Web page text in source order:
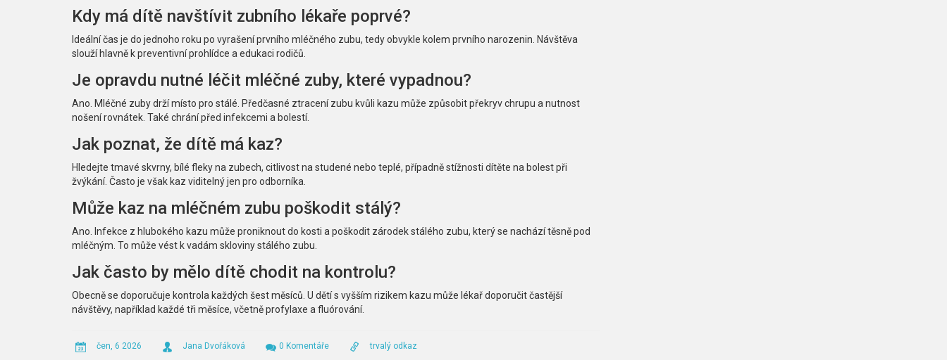
Kdy má dítě navštívit zubního lékaře poprvé?
Ideální čas je do jednoho roku po vyrašení prvního mléčného zubu, tedy obvykle kolem prvního narozenin. Návštěva
slouží hlavně k preventivní prohlídce a edukaci rodičů.
Je opravdu nutné léčit mléčné zuby, které vypadnou?
Ano. Mléčné zuby drží místo pro stálé. Předčasné ztracení zubu kvůli kazu může způsobit překryv chrupu a nutnost
nošení rovnátek. Také chrání před infekcemi a bolestí.
Jak poznat, že dítě má kaz?
Hledejte tmavé skvrny, bílé fleky na zubech, citlivost na studené nebo teplé, případně stížnosti dítěte na bolest při
žvýkání. Často je však kaz viditelný jen pro odborníka.
Může kaz na mléčném zubu poškodit stálý?
Ano. Infekce z hlubokého kazu může proniknout do kosti a poškodit zárodek stálého zubu, který se nachází těsně pod
mléčným. To může vést k vadám skloviny stálého zubu.
Jak často by mělo dítě chodit na kontrolu?
Obecně se doporučuje kontrola každých šest měsíců. U dětí s vyšším rizikem kazu může lékař doporučit častější
návštěvy, například každé tři měsíce, včetně profylaxe a fluórování.
čen, 6 2026 Jana Dvořáková 0 Komentáře trvalý odkaz